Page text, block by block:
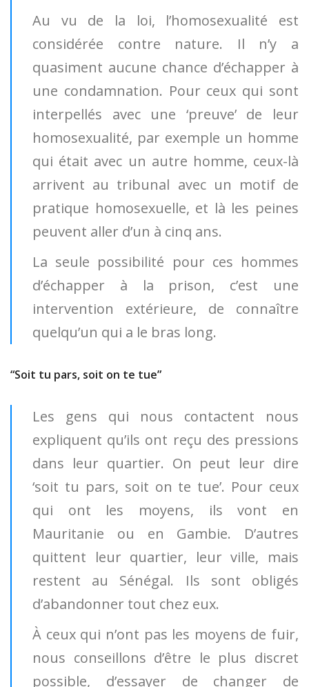
Au vu de la loi, l’homosexualité est
considérée contre nature. Il n’y a
quasiment aucune chance d’échapper à
une condamnation. Pour ceux qui sont
interpellés avec une ‘preuve’ de leur
homosexualité, par exemple un homme
qui était avec un autre homme, ceux-là
arrivent au tribunal avec un motif de
pratique homosexuelle, et là les peines
peuvent aller d’un à cinq ans.
La seule possibilité pour ces hommes
d’échapper à la prison, c’est une
intervention extérieure, de connaître
quelqu’un qui a le bras long.
“Soit tu pars, soit on te tue”
Les gens qui nous contactent nous
expliquent qu’ils ont reçu des pressions
dans leur quartier. On peut leur dire
‘soit tu pars, soit on te tue’. Pour ceux
qui ont les moyens, ils vont en
Mauritanie ou en Gambie. D’autres
quittent leur quartier, leur ville, mais
restent au Sénégal. Ils sont obligés
d’abandonner tout chez eux.
À ceux qui n’ont pas les moyens de fuir,
nous conseillons d’être le plus discret
possible, d’essayer de changer de